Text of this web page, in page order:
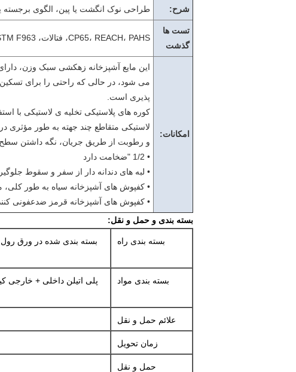
شرح: طراحی نوک انگشت یا پین، الگوی برجسته
تست ها
گذشت
CP65، REACH، PAHS، فتالات، MSDS، CPSIA، ASTM F963، سرعت رنگ، سرب پایین
امکانات:
این مایع آشپزخانه زهکشی سبک وزن،
می شود، در حالی که راحتی را برای
پذیری است.
کوره های پلاستیکی تخلیه ی لاستیکی با
لاستیکی متقاطع چند جهته به طور مؤثری
و رطوبت از طریق جریان، نگه داشتن
• 1/2 "ضخامت دارد
• لبه های دندانه دار از سفر و سقوط
• کفپوش های آشپزخانه سیاه به طور کلی،
• کفپوش های آشپزخانه قرمز ضدعفونی
بسته بندی و حمل و نقل:
بسته بندی راه
بسته بندی مواد
پلی اتیلن داخلی + خارجی
علائم حمل و نقل
زمان تحویل
حمل و نقل